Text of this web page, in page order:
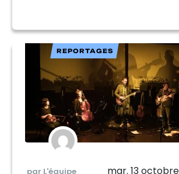
REPORTAGES
par L'équipe mar. 13